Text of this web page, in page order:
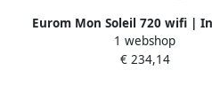
Eurom Mon Soleil 720 wifi |
verwarmingspaneel
1 webshop
€ 234,14